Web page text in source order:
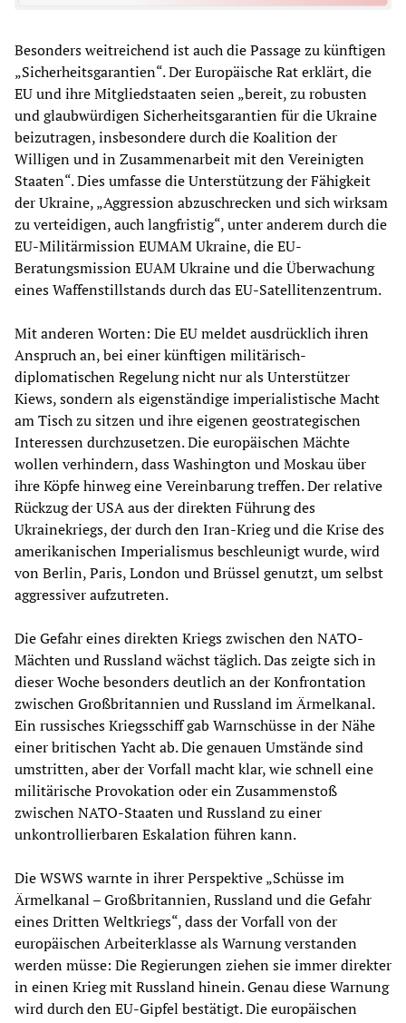
Besonders weitreichend ist auch die Passage zu künftigen
„Sicherheitsgarantien“. Der Europäische Rat erklärt, die
EU und ihre Mitgliedstaaten seien „bereit, zu robusten
und glaubwürdigen Sicherheitsgarantien für die Ukraine
beizutragen, insbesondere durch die Koalition der
Willigen und in Zusammenarbeit mit den Vereinigten
Staaten“. Dies umfasse die Unterstützung der Fähigkeit
der Ukraine, „Aggression abzuschrecken und sich wirksam
zu verteidigen, auch langfristig“, unter anderem durch die
EU-Militärmission EUMAM Ukraine, die EU-
Beratungsmission EUAM Ukraine und die Überwachung
eines Waffenstillstands durch das EU-Satellitenzentrum.
Mit anderen Worten: Die EU meldet ausdrücklich ihren
Anspruch an, bei einer künftigen militärisch-
diplomatischen Regelung nicht nur als Unterstützer
Kiews, sondern als eigenständige imperialistische Macht
am Tisch zu sitzen und ihre eigenen geostrategischen
Interessen durchzusetzen. Die europäischen Mächte
wollen verhindern, dass Washington und Moskau über
ihre Köpfe hinweg eine Vereinbarung treffen. Der relative
Rückzug der USA aus der direkten Führung des
Ukrainekriegs, der durch den Iran-Krieg und die Krise des
amerikanischen Imperialismus beschleunigt wurde, wird
von Berlin, Paris, London und Brüssel genutzt, um selbst
aggressiver aufzutreten.
Die Gefahr eines direkten Kriegs zwischen den NATO-
Mächten und Russland wächst täglich. Das zeigte sich in
dieser Woche besonders deutlich an der Konfrontation
zwischen Großbritannien und Russland im Ärmelkanal.
Ein russisches Kriegsschiff gab Warnschüsse in der Nähe
einer britischen Yacht ab. Die genauen Umstände sind
umstritten, aber der Vorfall macht klar, wie schnell eine
militärische Provokation oder ein Zusammenstoß
zwischen NATO-Staaten und Russland zu einer
unkontrollierbaren Eskalation führen kann.
Die WSWS warnte in ihrer Perspektive „Schüsse im
Ärmelkanal – Großbritannien, Russland und die Gefahr
eines Dritten Weltkriegs“, dass der Vorfall von der
europäischen Arbeiterklasse als Warnung verstanden
werden müsse: Die Regierungen ziehen sie immer direkter
in einen Krieg mit Russland hinein. Genau diese Warnung
wird durch den EU-Gipfel bestätigt. Die europäischen